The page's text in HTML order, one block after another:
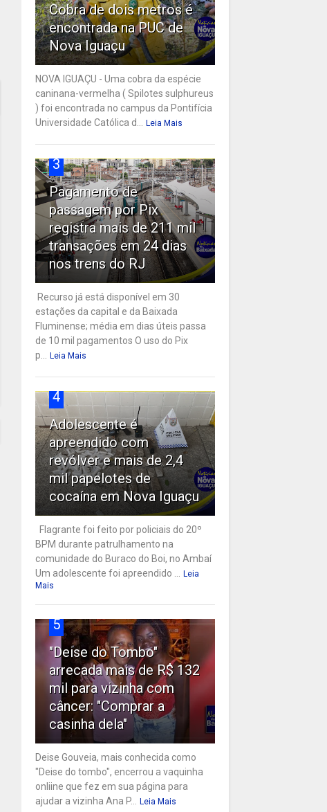
Cobra de dois metros é
encontrada na PUC de
Nova Iguaçu
NOVA IGUAÇU - Uma cobra da espécie
caninana-vermelha ( Spilotes sulphureus
) foi encontrada no campus da Pontifícia
Universidade Católica d...
Leia Mais
3
Pagamento de
passagem por Pix
registra mais de 211 mil
transações em 24 dias
nos trens do RJ
Recurso já está disponível em 30
estações da capital e da Baixada
Fluminense; média em dias úteis passa
de 10 mil pagamentos O uso do Pix
p...
Leia Mais
4
Adolescente é
apreendido com
revólver e mais de 2,4
mil papelotes de
cocaína em Nova Iguaçu
Flagrante foi feito por policiais do 20º
BPM durante patrulhamento na
comunidade do Buraco do Boi, no Ambaí
Um adolescente foi apreendido ...
Leia
Mais
5
"Deise do Tombo"
arrecada mais de R$ 132
mil para vizinha com
câncer: "Comprar a
casinha dela"
Deise Gouveia, mais conhecida como
"Deise do tombo", encerrou a vaquinha
onliine que fez em sua página para
ajudar a vizinha Ana P...
Leia Mais